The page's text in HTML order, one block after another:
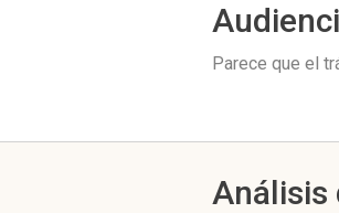
Parece que el
Análisis